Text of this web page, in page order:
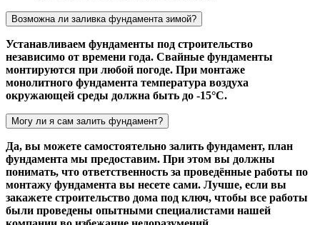
Возможна ли заливка фундамента зимой?
Устанавливаем фундаменты под строительство
независимо от времени года. Свайные фундаменты
монтируются при любой погоде. При монтаже
монолитного фундамента температура воздуха
окружающей среды должна быть до -15°С.
Могу ли я сам залить фундамент?
Да, вы можете самостоятельно залить фундамент, план
фундамента мы предоставим. При этом вы должны
понимать, что ответственность за проведённые работы по
монтажу фундамента вы несете сами. Лучше, если вы
закажете строительство дома под ключ, чтобы все работы
были проведены опытными специалистами нашей